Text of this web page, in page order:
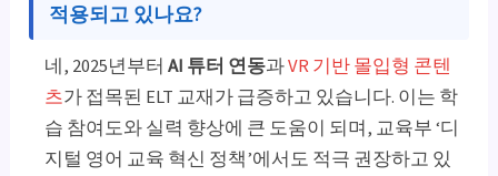
적용되고 있나요?
네, 2025년부터AI 튜터 연동과VR 기반 몰입형 콘텐
츠가 접목된 ELT 교재가 급증하고 있습니다. 이는 학
습 참여도와 실력 향상에 큰 도움이 되며, 교육부 ‘디
지털 영어 교육 혁신 정책’에서도 적극 권장하고 있